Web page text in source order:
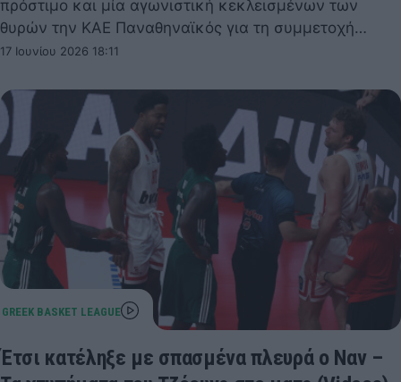
πρόστιμο και μία αγωνιστική κεκλεισμένων των
θυρών την ΚΑΕ Παναθηναϊκός για τη συμμετοχή…
17 Ιουνίου 2026 18:11
Έτσι κατέληξε με σπασμένα πλευρά ο Ναν –